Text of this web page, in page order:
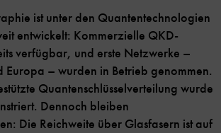
ist unter den Quantentechnologien
entwickelt: Kommerzielle QKD-
verfügbar, und erste Netzwerke –
Europa – wurden in Betrieb genommen.
Quantenschlüsselverteilung wurde
Dennoch bleiben
Die Reichweite über Glasfasern ist auf